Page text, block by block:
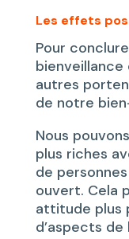
Les effets
Pour
bienveillance
autres
de notre
Nous
plus riches
de
ouvert. Cela
attitude plus
d’aspects